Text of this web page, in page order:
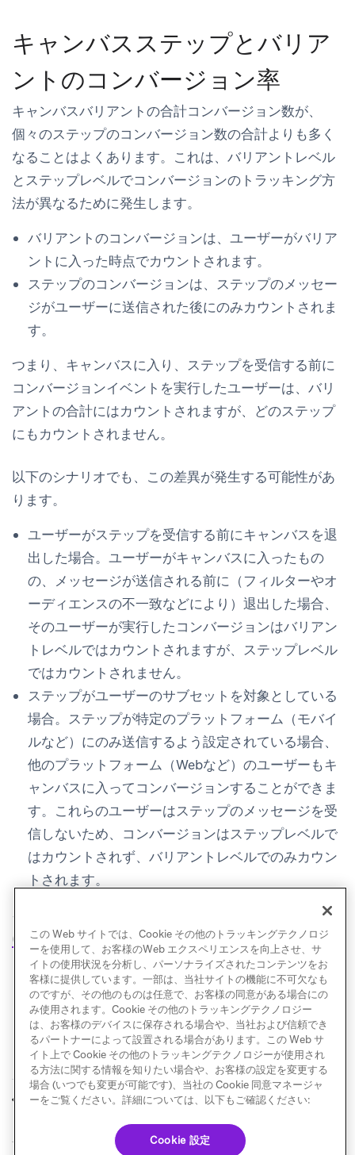
キャンバスステップとバリア
ントのコンバージョン率
キャンバスバリアントの合計コンバージョン数が、
個々のステップのコンバージョン数の合計よりも多く
なることはよくあります。これは、バリアントレベル
とステップレベルでコンバージョンのトラッキング方
法が異なるために発生します。
バリアントのコンバージョンは、ユーザーがバリア
ントに入った時点でカウントされます。
ステップのコンバージョンは、ステップのメッセー
ジがユーザーに送信された後にのみカウントされま
す。
つまり、キャンバスに入り、ステップを受信する前に
コンバージョンイベントを実行したユーザーは、バリ
アントの合計にはカウントされますが、どのステップ
にもカウントされません。
以下のシナリオでも、この差異が発生する可能性があ
ります。
ユーザーがステップを受信する前にキャンバスを退
出した場合。 ユーザーがキャンバスに入ったもの
の、メッセージが送信される前に（フィルターやオ
ーディエンスの不一致などにより）退出した場合、
そのユーザーが実行したコンバージョンはバリアン
トレベルではカウントされますが、ステップレベル
ではカウントされません。
ステップがユーザーのサブセットを対象としている
場合。 ステップが特定のプラットフォーム（モバイ
ルなど）にのみ送信するよう設定されている場合、
他のプラットフォーム（Webなど）のユーザーもキ
ャンバスに入ってコンバージョンすることができま
す。これらのユーザーはステップのメッセージを受
信しないため、コンバージョンはステップレベルで
はカウントされず、バリアントレベルでのみカウン
トされます。
キャンバスの分析の詳細については、
キャンバス分析
による測定とテスト を参照してください。
前へ アクセシビリティ 次へ クワイエットアワー
この Web サイトでは、Cookie その他のトラッキングテクノロジ
ーを使用して、お客様のWeb エクスペリエンスを向上させ、サ
イトの使用状況を分析し、パーソナライズされたコンテンツをお
客様に提供しています。一部は、当社サイトの機能に不可欠なも
のですが、その他のものは任意で、お客様の同意がある場合にの
み使用されます。Cookie その他のトラッキングテクノロジー
は、お客様のデバイスに保存される場合や、当社および信頼でき
るパートナーによって設置される場合があります。この Web サ
イト上で Cookie その他のトラッキングテクノロジーが使用され
る方法に関する情報を知りたい場合や、お客様の設定を変更する
場合 (いつでも変更が可能です)、当社の Cookie 同意マネージャ
ーをご覧ください。詳細については、以下もご確認ください:
Cookie 設定